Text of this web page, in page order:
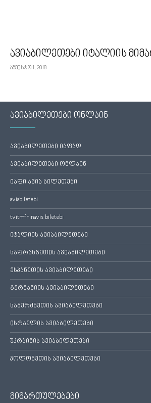
ავიაბილეთები იტალიის
აგვისტო 1, 2018
ავიაბილეთები ონლაინ
ავიაბილეთები იაფად
ავიაბილეთები ონლაინ
იაფი ავია ბილეთები
aviabiletebi
tvitmfrinavis biletebi
იტალიის ავიაბილეთები
საფრანგეთის ავიაბილეთები
ესპანეთის ავიაბილეთები
გერმანიის ავიაბილეთები
საბერძნეთის ავიაბილეთები
ისრაელის ავიაბილეთები
უკრაინის ავიაბილეთები
პოლონეთის ავიაბილეთები
მიმართულებები